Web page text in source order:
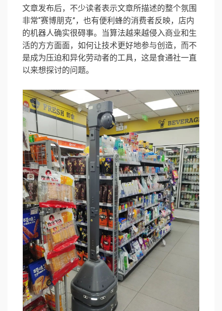
文章发布后，不少读者表示文章所描述的整个氛围
非常“赛博朋克”，也有便利蜂的消费者反映，店内
的机器人确实很碍事。当算法越来越侵入商业和生
活的方方面面，如何让技术更好地参与创造，而不
是成为压迫和异化劳动者的工具，这是食通社一直
以来想探讨的问题。